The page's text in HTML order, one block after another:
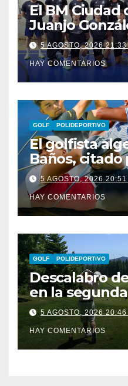
El BM Ciudad
Juanjo
fichajes:
González
5 AGOSTO, 2026
HAY COMENTARIOS
GOLF POLIDEPORTIVO
El golfista
Baños, citado
parte del
el Jacques
5 AGOSTO, 2026 20:51
HAY COMENTARIOS
GOLF POLIDEPORTIVO
Descalabro
en la
Reid Trophy
Ledesma
‘los pelos’
5 AGOSTO, 2026 20:46
HAY COMENTARIOS